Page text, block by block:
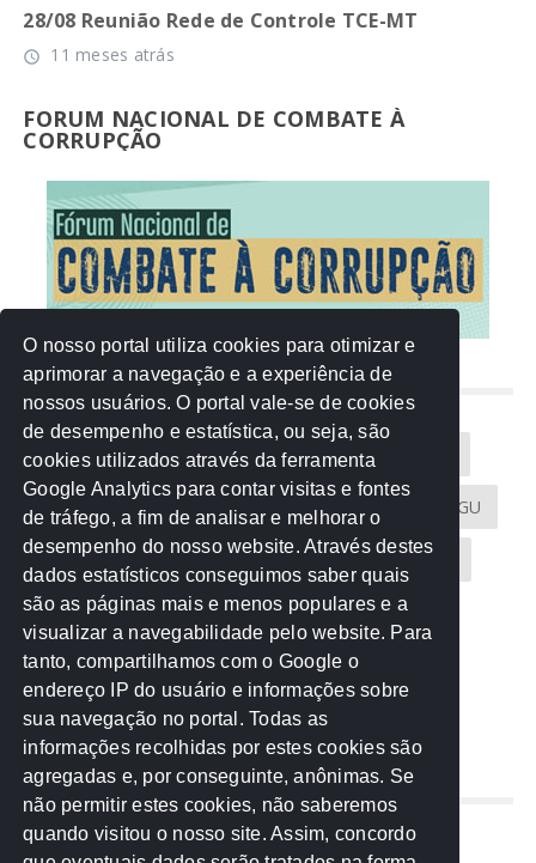
28/08 Reunião Rede de Controle TCE-MT
access_time 11 meses atrás
FORUM NACIONAL DE COMBATE À
CORRUPÇÃO
NUVEM DE TAGS
Acontece na Rede AGU AMM
Atricon Audicom CAU-MT CGU
CREA-MT Eventos MPC-MT MPE-MT
MPF Notícias PF PGE-MT PGR
Receita Federal Sem categoria
TCE-MT TCU TRE
REDE NOS ESTADOS
Mato Grosso do Sul
O nosso portal utiliza cookies para otimizar e
aprimorar a navegação e a experiência de
nossos usuários. O portal vale-se de cookies
de desempenho e estatística, ou seja, são
cookies utilizados através da ferramenta
Google Analytics para contar visitas e fontes
de tráfego, a fim de analisar e melhorar o
desempenho do nosso website. Através destes
dados estatísticos conseguimos saber quais
são as páginas mais e menos populares e a
visualizar a navegabilidade pelo website. Para
tanto, compartilhamos com o Google o
endereço IP do usuário e informações sobre
sua navegação no portal. Todas as
informações recolhidas por estes cookies são
agregadas e, por conseguinte, anônimas. Se
não permitir estes cookies, não saberemos
quando visitou o nosso site. Assim, concordo